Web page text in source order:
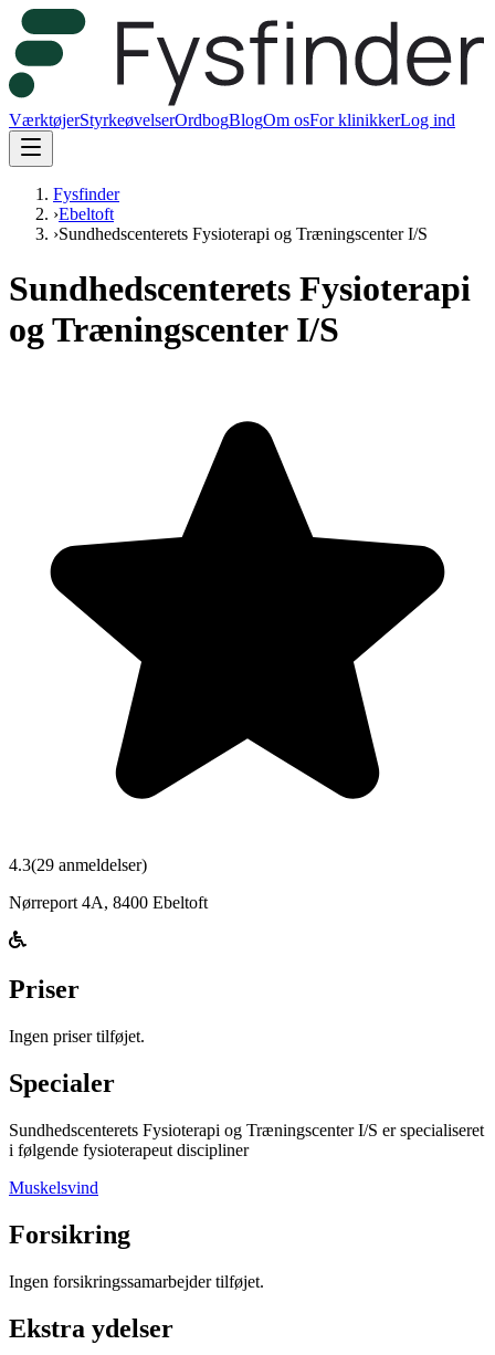
VærktøjerStyrkeøvelserOrdbogBlogOm osFor klinikkerLog ind
Fysfinder
›Ebeltoft
›Sundhedscenterets Fysioterapi og Træningscenter I/S
Sundhedscenterets Fysioterapi
og Træningscenter I/S
4.3(29 anmeldelser)
Nørreport 4A, 8400 Ebeltoft
Priser
Ingen priser tilføjet.
Specialer
Sundhedscenterets Fysioterapi og Træningscenter I/S er specialiseret
i følgende fysioterapeut discipliner
Muskelsvind
Forsikring
Ingen forsikringssamarbejder tilføjet.
Ekstra ydelser